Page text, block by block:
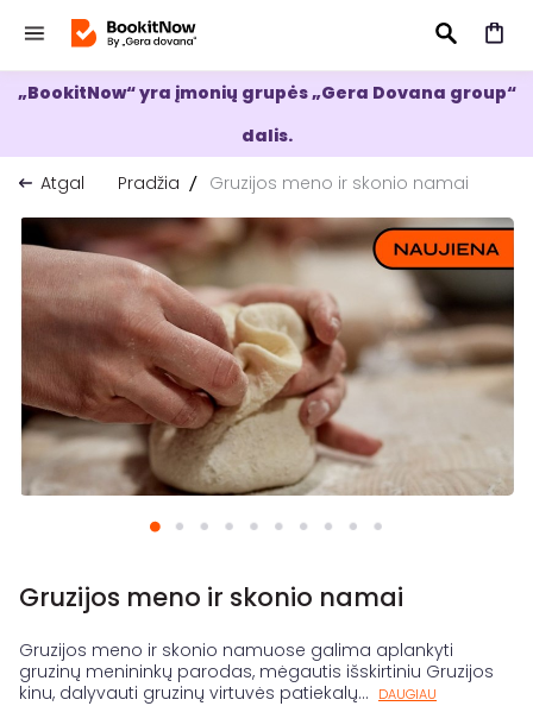
IEŠKOTI
„BookitNow“ yra įmonių grupės „Gera Dovana group“
dalis.
Atgal
Pradžia Gruzijos meno ir skonio namai
Gruzijos meno ir skonio namai
Gruzijos meno ir skonio namuose galima aplankyti
gruzinų menininkų parodas, mėgautis išskirtiniu Gruzijos
kinu, dalyvauti gruzinų virtuvės patiekalų... DAUGIAU